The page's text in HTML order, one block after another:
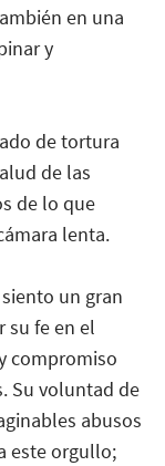
en una
y
de tortura
de las
de lo que
lenta.
un gran
su fe en el
compromiso
Su voluntad de
abusos
este orgullo;